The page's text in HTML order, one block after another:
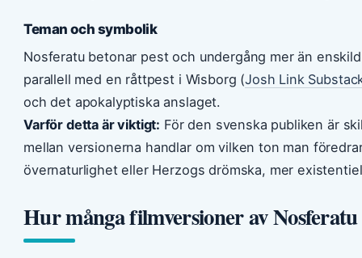
Teman och symbolik
Nosferatu betonar pest och undergång mer än
parallell med en råttpest i Wisborg (Josh Link
och det apokalyptiska anslaget.
Varför detta är viktigt: För den svenska publiken är
mellan versionerna handlar om vilken ton man
övernaturlighet eller Herzogs drömska, mer
Hur många filmversioner av